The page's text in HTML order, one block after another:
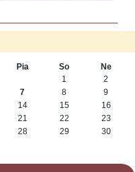
Pia So
Ne
1
2
7 8
9
14 15
16
21 22
23
28 29
30